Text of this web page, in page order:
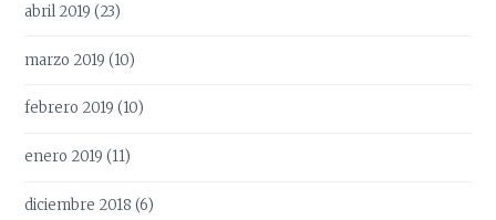
abril 2019 (23)
marzo 2019 (10)
febrero 2019 (10)
enero 2019 (11)
diciembre 2018 (6)